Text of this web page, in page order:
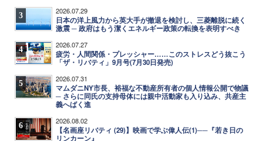
3 2026.07.29
日本の洋上風力から英大手が撤退を検討し、三菱離脱に続く
激震 ─ 政府はもう潔くエネルギー政策の転換を表明すべき
4 2026.07.27
疲労・人間関係・プレッシャー……このストレスどう抜こう
「ザ・リバティ」9月号(7月30日発売)
5 2026.07.31
マムダニNY市長、裕福な不動産所有者の個人情報公開で物議
─ さらに同氏の支持母体には親中活動家も入り込み、共産主
義へばく進
6 2026.08.02
【名画座リバティ (29)】映画で学ぶ偉人伝(1)──『若き日の
リンカーン』